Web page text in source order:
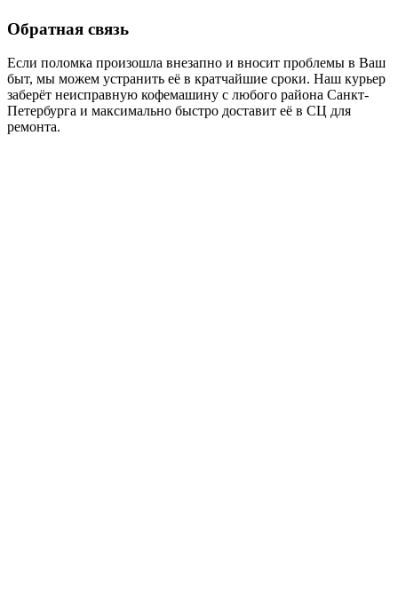
Обратная связь
Если поломка произошла внезапно и вносит проблемы в Ваш
быт, мы можем устранить её в кратчайшие сроки. Наш курьер
заберёт неисправную кофемашину с любого района Санкт-
Петербурга и максимально быстро доставит её в СЦ для
ремонта.